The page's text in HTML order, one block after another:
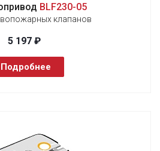
BLF230-05
клапанов
5 197 ₽
Подробнее